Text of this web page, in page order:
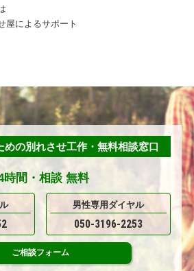
屋によるサポート
めの別れさせ工作・無料相談窓口
時間・ 相談 無料
男性専用ダイヤル
050-3196-2253
ご相談フォーム